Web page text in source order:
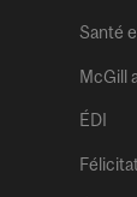
Santé
McGill
ÉDI